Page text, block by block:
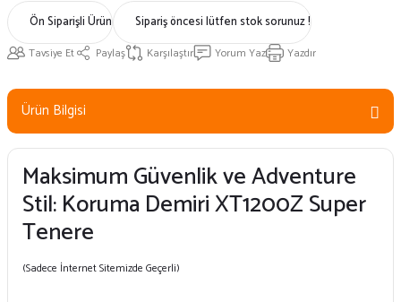
Ön Siparişli Ürün Sipariş öncesi lütfen stok sorunuz !
Tavsiye Et Paylaş Karşılaştır Yorum Yaz Yazdır
Ürün Bilgisi
Maksimum Güvenlik ve Adventure
Stil: Koruma Demiri XT1200Z Super
Tenere
(Sadece İnternet Sitemizde Geçerli)